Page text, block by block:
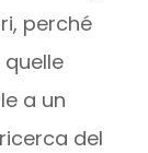
perché
quelle
a un
del